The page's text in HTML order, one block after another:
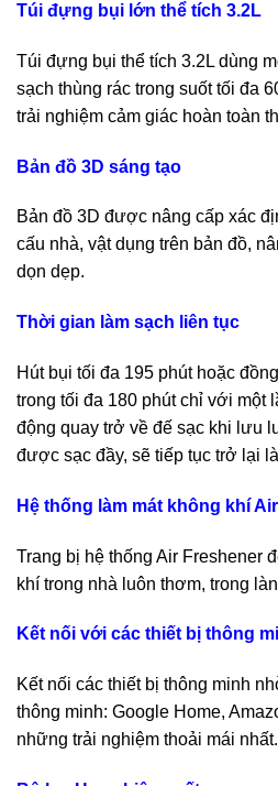
Túi đựng bụi lớn thể tích 3.2L
Túi đựng bụi thể tích 3.2L dùng
sạch thùng rác trong suốt tối đa
trải nghiệm cảm giác hoàn toàn
Bản đồ 3D sáng tạo
Bản đồ 3D được nâng cấp xác
cấu nhà, vật dụng trên bản đồ,
dọn dẹp.
Thời gian làm sạch liên tục
Hút bụi tối đa 195 phút hoặc
trong tối đa 180 phút chỉ với một
động quay trở về đế sạc khi lưu
được sạc đầy, sẽ tiếp tục trở lại
Hệ thống làm mát không khí
Trang bị hệ thống Air Freshener
khí trong nhà luôn thơm, trong
Kết nối với các thiết bị thông
Kết nối các thiết bị thông minh
thông minh: Google Home,
những trải nghiệm thoải mái nhất.